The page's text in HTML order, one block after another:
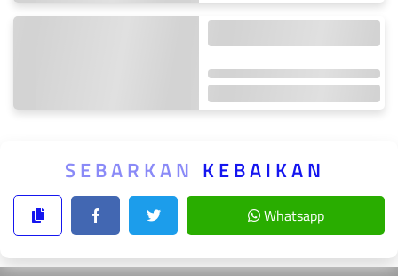
SEBARKAN KEBAIKAN
Whatsapp